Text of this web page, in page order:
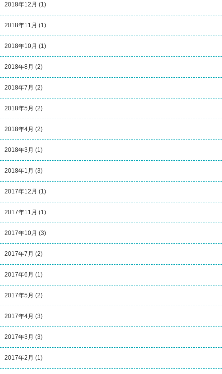
2018年12月 (1)
2018年11月 (1)
2018年10月 (1)
2018年8月 (2)
2018年7月 (2)
2018年5月 (2)
2018年4月 (2)
2018年3月 (1)
2018年1月 (3)
2017年12月 (1)
2017年11月 (1)
2017年10月 (3)
2017年7月 (2)
2017年6月 (1)
2017年5月 (2)
2017年4月 (3)
2017年3月 (3)
2017年2月 (1)